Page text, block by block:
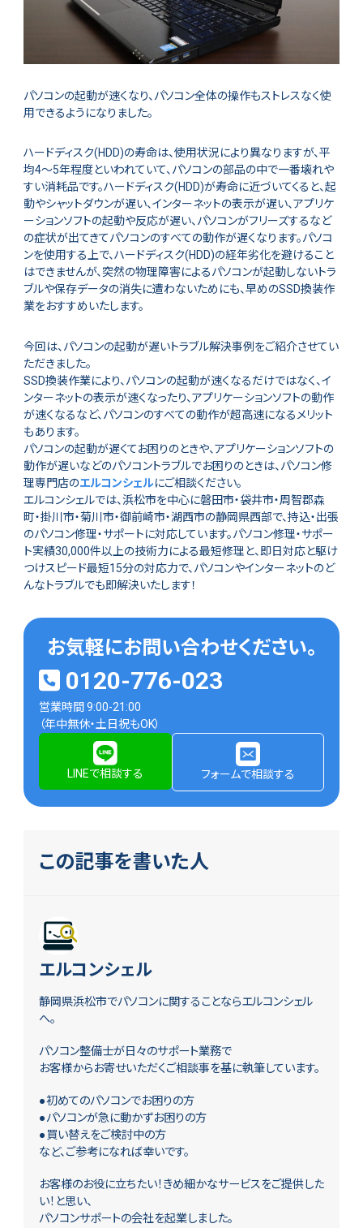
パソコンの起動が速くなり、パソコン全体の操作もストレスなく使
用できるようになりました。
ハードディスク(HDD)の寿命は、使用状況により異なりますが、平
均4～5年程度といわれていて、パソコンの部品の中で一番壊れや
すい消耗品です。ハードディスク(HDD)が寿命に近づいてくると、起
動やシャットダウンが遅い、インターネットの表示が遅い、アプリケ
ーションソフトの起動や反応が遅い、パソコンがフリーズするなど
の症状が出てきてパソコンのすべての動作が遅くなります。パソコ
ンを使用する上で、ハードディスク(HDD)の経年劣化を避けること
はできませんが、突然の物理障害によるパソコンが起動しないトラ
ブルや保存データの消失に遭わないためにも、早めのSSD換装作
業をおすすめいたします。
今回は、パソコンの起動が遅いトラブル解決事例をご紹介させてい
ただきました。
SSD換装作業により、パソコンの起動が速くなるだけではなく、イ
ンターネットの表示が速くなったり、アプリケーションソフトの動作
が速くなるなど、パソコンのすべての動作が超高速になるメリット
もあります。
パソコンの起動が遅くてお困りのときや、アプリケーションソフトの
動作が遅いなどのパソコントラブルでお困りのときは、パソコン修
理専門店のエルコンシェルにご相談ください。
エルコンシェルでは、浜松市を中心に磐田市・袋井市・周智郡森
町・掛川市・菊川市・御前崎市・湖西市の静岡県西部で、持込・出張
のパソコン修理・サポートに対応しています。パソコン修理・サポー
ト実績30,000件以上の技術力による最短修理と、即日対応と駆け
つけスピード最短15分の対応力で、パソコンやインターネットのど
んなトラブルでも即解決いたします！
お気軽にお問い合わせください。
0120-776-023
営業時間 9:00-21:00
（年中無休・土日祝もOK）
LINEで相談する フォームで相談する
この記事を書いた人
エルコンシェル
静岡県浜松市でパソコンに関することならエルコンシェル
へ。
パソコン整備士が日々のサポート業務で
お客様からお寄せいただくご相談事を基に執筆しています。
●初めてのパソコンでお困りの方
●パソコンが急に動かずお困りの方
●買い替えをご検討中の方
など、ご参考になれば幸いです。
お客様のお役に立ちたい！きめ細かなサービスをご提供した
い！と思い、
パソコンサポートの会社を起業しました。